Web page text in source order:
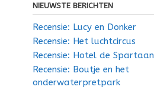
NIEUWSTE BERICHTEN
Recensie: Lucy en Donker
Recensie: Het luchtcircus
Recensie: Hotel de Spartaan
Recensie: Boutje en het
onderwaterpretpark